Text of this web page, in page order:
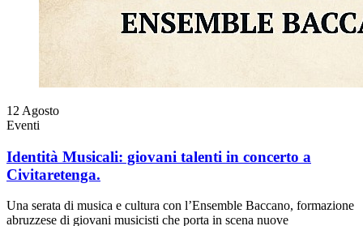
12 Agosto
Eventi
Identità Musicali: giovani talenti in concerto a
Civitaretenga.
Una serata di musica e cultura con l’Ensemble Baccano, formazione
abruzzese di giovani musicisti che porta in scena nuove